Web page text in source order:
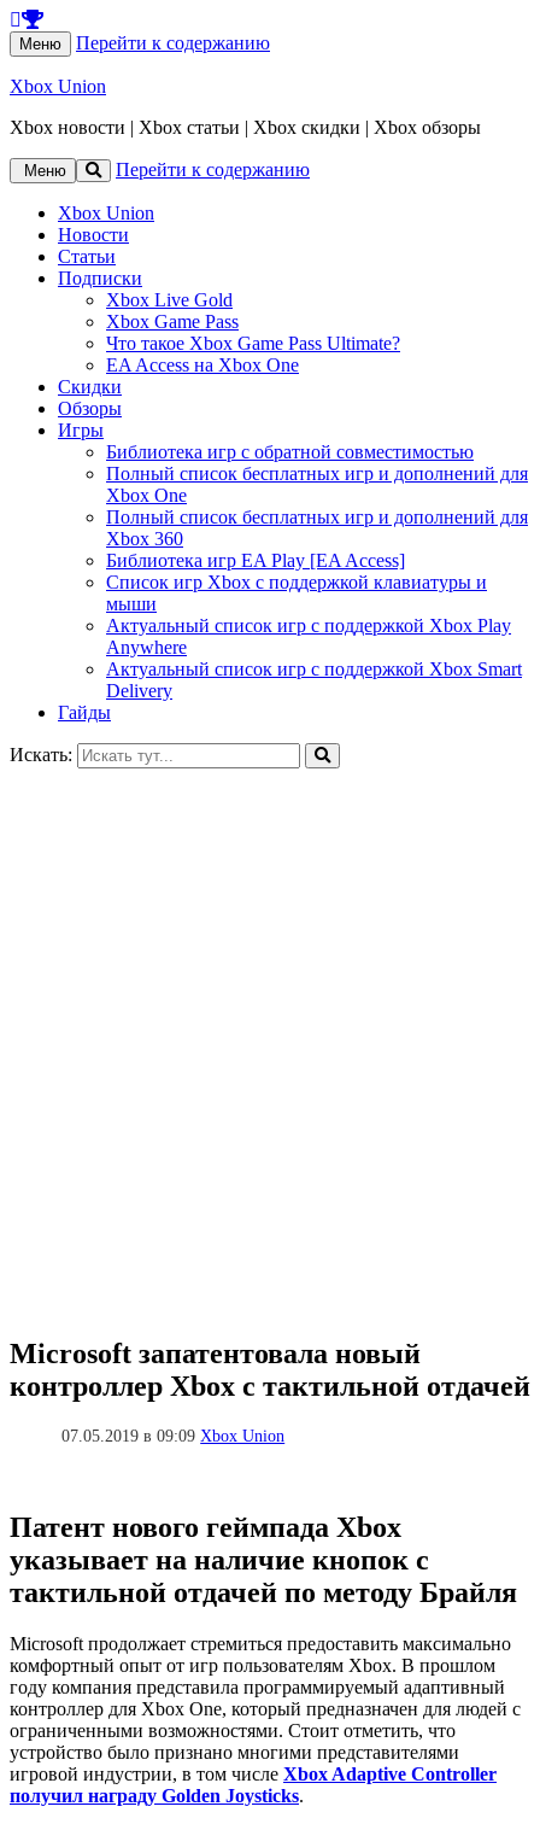
Меню Перейти к содержанию
Xbox Union
Xbox новости | Xbox статьи | Xbox скидки | Xbox обзоры
Меню Перейти к содержанию
Xbox Union
Новости
Статьи
Подписки
Xbox Live Gold
Xbox Game Pass
Что такое Xbox Game Pass Ultimate?
EA Access на Xbox One
Скидки
Обзоры
Игры
Библиотека игр с обратной совместимостью
Полный список бесплатных игр и дополнений для
Xbox One
Полный список бесплатных игр и дополнений для
Xbox 360
Библиотека игр EA Play [EA Access]
Список игр Xbox c поддержкой клавиатуры и
мыши
Актуальный список игр с поддержкой Xbox Play
Anywhere
Актуальный список игр с поддержкой Xbox Smart
Delivery
Гайды
Искать:
Microsoft запатентовала новый
контроллер Xbox с тактильной отдачей
07.05.2019 в 09:09Xbox Union
Патент нового геймпада Xbox
указывает на наличие кнопок с
тактильной отдачей по методу Брайля
Microsoft продолжает стремиться предоставить максимально
комфортный опыт от игр пользователям Xbox. В прошлом
году компания представила программируемый адаптивный
контроллер для Xbox One, который предназначен для людей с
ограниченными возможностями. Стоит отметить, что
устройство было признано многими представителями
игровой индустрии, в том числе Xbox Adaptive Controller
получил награду Golden Joysticks.